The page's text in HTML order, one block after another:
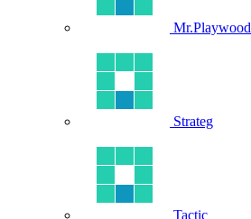
Mr.Playwood
Strateg
Tactic